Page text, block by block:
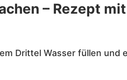
– Rezept
Drittel Wasser füllen und